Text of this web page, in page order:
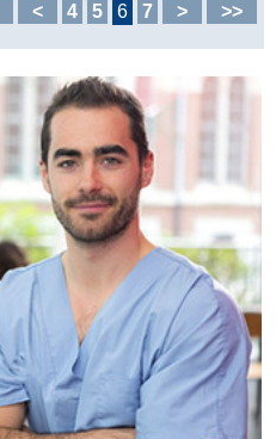
< 4 5 6 7 > >>